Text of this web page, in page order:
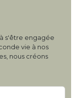
s'être engagée
vie à nos
nous créons